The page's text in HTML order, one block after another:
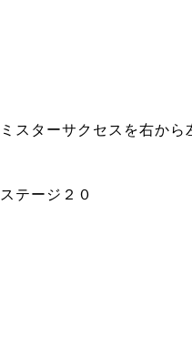
ミスターサクセスを右から
ステージ２０